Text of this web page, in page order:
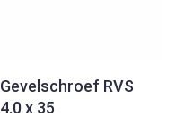
Gevelschroef RVS
4.0 x 35